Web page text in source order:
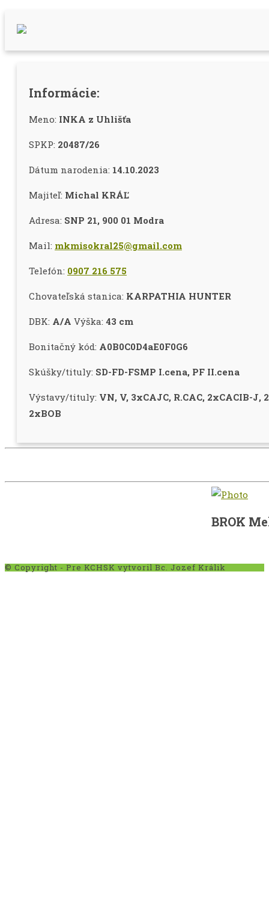
Informácie:
Meno: INKA z Uhlišťa
SPKP: 20487/26
Dátum narodenia: 14.10.2023
Majiteľ: Michal KRÁĽ
Adresa: SNP 21, 900 01 Modra
Mail: mkmisokral25@gmail.com
Telefón: 0907 216 575
Chovateľská stanica: KARPATHIA HUNTER
DBK: A/A Výška: 43 cm
Bonitačný kód: A0B0C0D4aE0F0G6
Skúšky/tituly: SD-FD-FSMP I.cena, PF II.cena
Výstavy/tituly: VN, V, 3xCAJC, R.CAC, 2xCACIB-J,
2xBOB
BROK
© Copyright - Pre KCHSK vytvoril Bc. Jozef Králik